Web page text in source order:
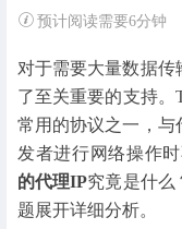
预计阅读需要6分钟
对于需要大量数据传
了至关重要的支持。
常用的协议之一，与
发者进行网络操作
的代理IP究竟是什么
题展开详细分析。